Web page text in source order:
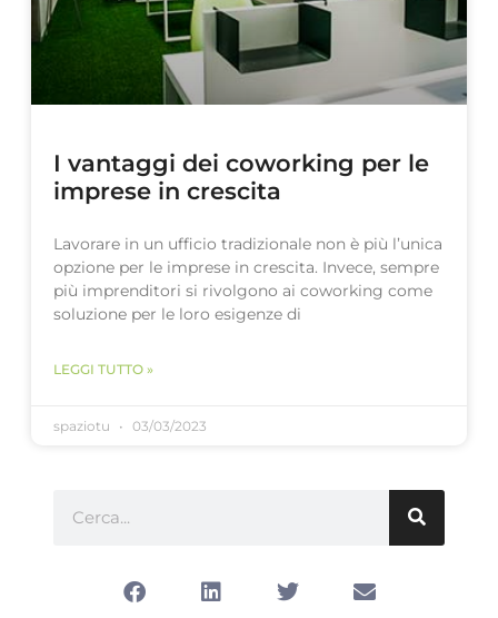
I vantaggi dei coworking per le
imprese in crescita
Lavorare in un ufficio tradizionale non è più l’unica
opzione per le imprese in crescita. Invece, sempre
più imprenditori si rivolgono ai coworking come
soluzione per le loro esigenze di
LEGGI TUTTO »
spaziotu 03/03/2023